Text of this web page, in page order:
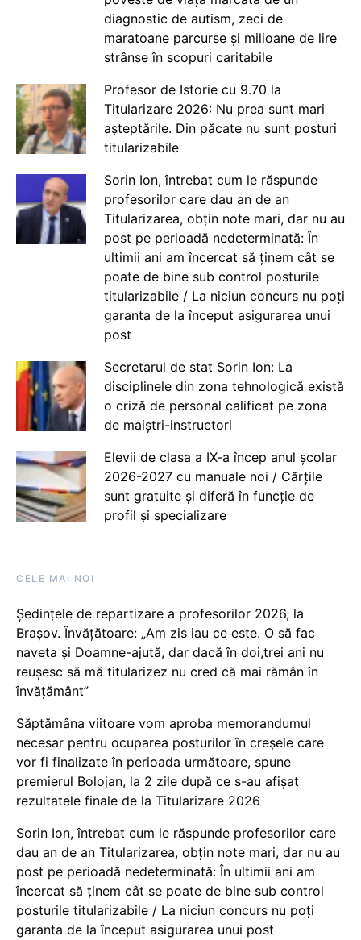
diagnostic de autism, zeci de
maratoane parcurse și milioane de lire
strânse în scopuri caritabile
Profesor de Istorie cu 9.70 la
Titularizare 2026: Nu prea sunt mari
așteptările. Din păcate nu sunt posturi
titularizabile
Sorin Ion, întrebat cum le răspunde
profesorilor care dau an de an
Titularizarea, obțin note mari, dar nu au
post pe perioadă nedeterminată: În
ultimii ani am încercat să ținem cât se
poate de bine sub control posturile
titularizabile / La niciun concurs nu poți
garanta de la început asigurarea unui
post
Secretarul de stat Sorin Ion: La
disciplinele din zona tehnologică există
o criză de personal calificat pe zona
de maiștri-instructori
Elevii de clasa a IX-a încep anul școlar
2026-2027 cu manuale noi / Cărțile
sunt gratuite și diferă în funcție de
profil și specializare
CELE MAI NOI
Ședințele de repartizare a profesorilor 2026, la
Brașov. Învățătoare: „Am zis iau ce este. O să fac
naveta și Doamne-ajută, dar dacă în doi,trei ani nu
reușesc să mă titularizez nu cred că mai rămân în
învățământ”
Săptămâna viitoare vom aproba memorandumul
necesar pentru ocuparea posturilor în creșele care
vor fi finalizate în perioada următoare, spune
premierul Bolojan, la 2 zile după ce s-au afișat
rezultatele finale de la Titularizare 2026
Sorin Ion, întrebat cum le răspunde profesorilor care
dau an de an Titularizarea, obțin note mari, dar nu au
post pe perioadă nedeterminată: În ultimii ani am
încercat să ținem cât se poate de bine sub control
posturile titularizabile / La niciun concurs nu poți
garanta de la început asigurarea unui post